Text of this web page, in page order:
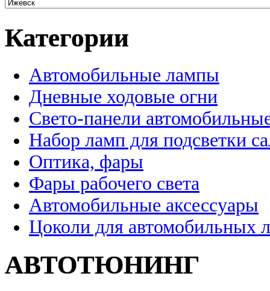
Категории
Автомобильные лампы
Дневные ходовые огни
Свето-панели
Набор ламп для подсветки
Оптика, фары
Фары рабочего света
Автомобильные аксессуары
Цоколи для автомобильных
АВТОТЮНИНГ